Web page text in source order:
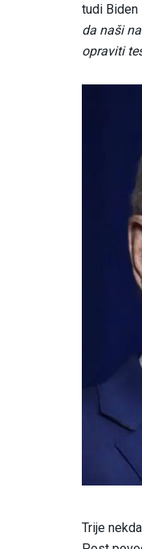
tudi Biden
da naši
opraviti
Trije